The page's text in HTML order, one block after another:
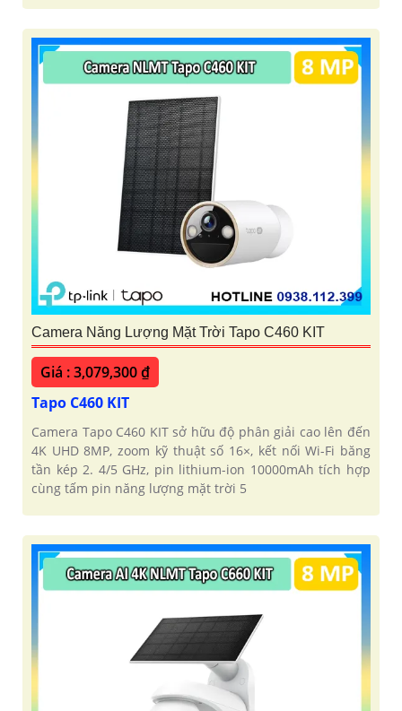
Camera Năng Lượng Mặt Trời Tapo C460 KIT
Giá : 3,079,300 ₫
Tapo C460 KIT
Camera Tapo C460 KIT sở hữu độ phân giải cao lên đến
4K UHD 8MP, zoom kỹ thuật số 16×, kết nối Wi-Fi băng
tần kép 2. 4/5 GHz, pin lithium-ion 10000mAh tích hợp
cùng tấm pin năng lượng mặt trời 5